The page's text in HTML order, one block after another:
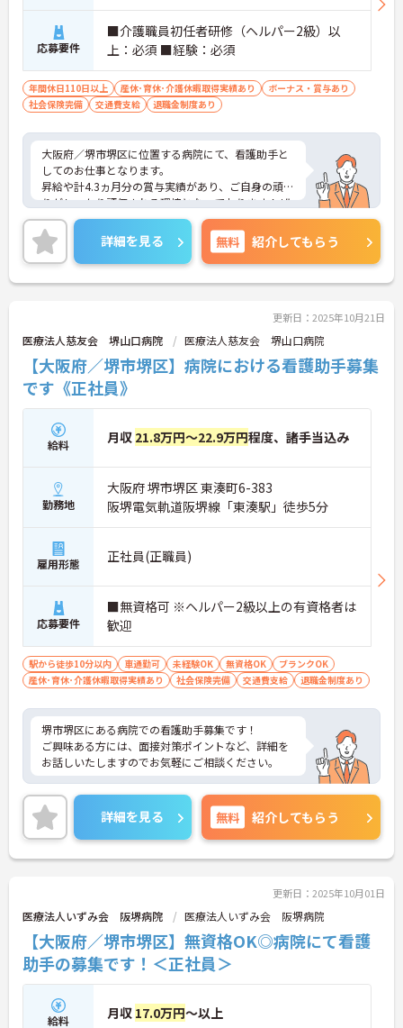
応募要件
■介護職員初任者研修（ヘルパー2級）以
上：必須 ■経験：必須
年間休日110日以上 産休･育休･介護休暇取得実績あり
ボーナス・賞与あり
社会保険完備
交通費支給 退職金制度あり
大阪府／堺市堺区に位置する病院にて、看護助手と
してのお仕事となります。
昇給や計4.3ヵ月分の賞与実績があり、ご自身の頑張
りがしっかり評価される環境となっております！ぜ
ひお持ちの資格や経験を活かしてお仕事してみませ
んか？
ご興味ある方は面接ポイントをお伝えしますので、
お気軽にお問い合わせください♪
詳細を見る 無料 紹介してもらう
更新日：2025年10月21日
医療法人慈友会 堺山口病院 医療法人慈友会 堺山口病院
【大阪府／堺市堺区】病院における看護助手募集
です《正社員》
給料 月収 21.8万円～22.9万円程度、諸手当込み
勤務地
大阪府 堺市堺区 東湊町6-383
阪堺電気軌道阪堺線「東湊駅」徒歩5分
雇用形態 正社員(正職員)
応募要件
■無資格可 ※ヘルパー2級以上の有資格者は
歓迎
駅から徒歩10分以内 車通勤可 未経験OK 無資格OK
ブランクOK
産休･育休･介護休暇取得実績あり
社会保険完備 交通費支給 退職金制度あり
堺市堺区にある病院での看護助手募集です！
ご興味ある方には、面接対策ポイントなど、詳細を
お話しいたしますのでお気軽にご相談ください。
詳細を見る 無料 紹介してもらう
更新日：2025年10月01日
医療法人いずみ会 阪堺病院 医療法人いずみ会 阪堺病院
【大阪府／堺市堺区】無資格OK◎病院にて看護
助手の募集です！＜正社員＞
給料 月収 17.0万円～以上